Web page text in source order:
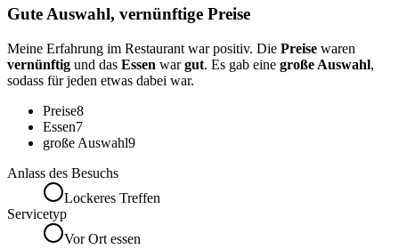
Gute Auswahl, vernünftige Preise
Meine Erfahrung im Restaurant war positiv. Die Preise waren
vernünftig und das Essen wargut. Es gab eine große Auswahl,
sodass für jeden etwas dabei war.
Preise8
Essen7
große Auswahl9
Anlass des Besuchs
Lockeres Treffen
Servicetyp
Vor Ort essen